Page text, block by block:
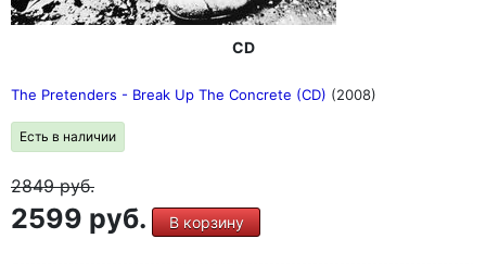
CD
The Pretenders - Break Up The Concrete (CD) (2008)
Есть в наличии
2849руб.
2599 руб. В корзину